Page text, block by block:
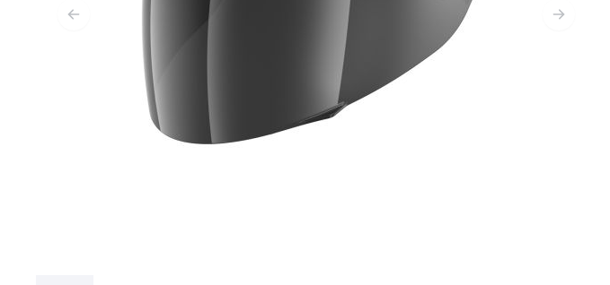
ODZIEŻ TERMOAKTYWNA
TERMICZNA BIELIZNA
TERMICZNE WARSTWY POŚREDNIE
KOMINIARKI I KOŁNIERZE
OCHRANIACZE I AKCESORIA
AIRBAGS
TORBY NA SIEDZENIE
STELAŻE I MOCOWANIA